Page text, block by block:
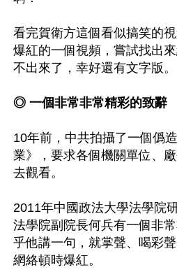
看完賀衛方這個看似搞笑的
爆紅的一個視頻，嘗試找出
不出來了，幸好還有文字版。
◎ 一個非常非常精彩的致辭
10年前，中共拍攝了一個僞
業》，要求各個機關單位、
去觀看。
2011年中國政法大學法學院
法學院副院長何兵有一個非
乎他講一句，就掌聲、喝彩
網絡頓時爆紅。